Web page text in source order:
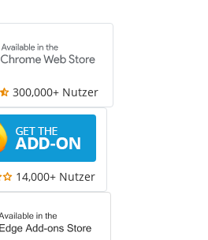
300,000+ Nutzer
14,000+ Nutzer